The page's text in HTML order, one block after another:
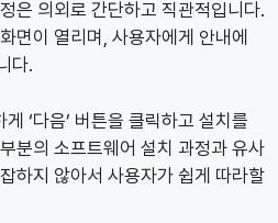
은 의외로 간단하고 직관적입니다.
면이 열리며, 사용자에게 안내에
다.
‘다음’ 버튼을 클릭하고 설치를
분의 소프트웨어 설치 과정과 유사
하지 않아서 사용자가 쉽게 따라할